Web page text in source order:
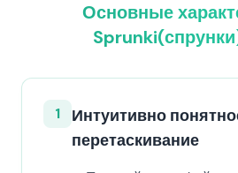
Основные
1
Интуитивно
перетаскивание